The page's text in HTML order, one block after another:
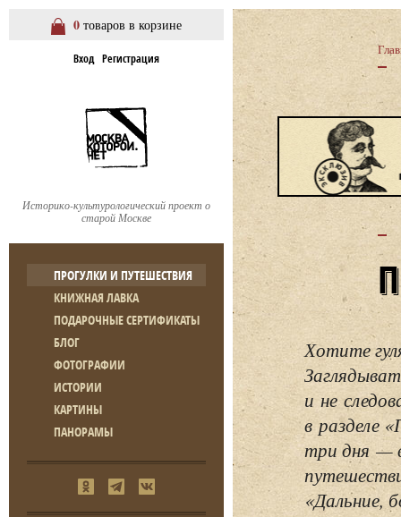
0 товаров в корзине
Вход Регистрация
Историко-культурологический проект о
старой Москве
ПРОГУЛКИ И ПУТЕШЕСТВИЯ
КНИЖНАЯ ЛАВКА
ПОДАРОЧНЫЕ СЕРТИФИКАТЫ
БЛОГ
ФОТОГРАФИИ
ИСТОРИИ
КАРТИНЫ
ПАНОРАМЫ
Хотите
и не
в разделе
три дня —
«Дальние,